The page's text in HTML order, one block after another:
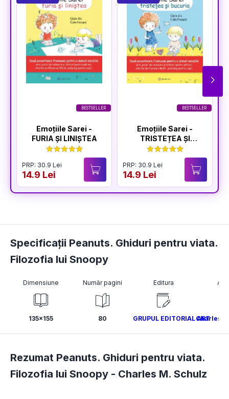
BESTSELLER
Emoțiile Sarei -
FURIA ȘI LINIȘTEA
PRP: 30.9 Lei
14.9 Lei
BESTSELLER
Emoțiile Sarei -
TRISTEȚEA ȘI
BUCURIA
PRP: 30.9 Lei
14.9 Lei
Specificații Peanuts. Ghiduri pentru viata.
Filozofia lui Snoopy
Dimensiune
135x155
Număr pagini
80
Editura
GRUPUL EDITORIAL ART
Charles
Rezumat Peanuts. Ghiduri pentru viata.
Filozofia lui Snoopy - Charles M. Schulz